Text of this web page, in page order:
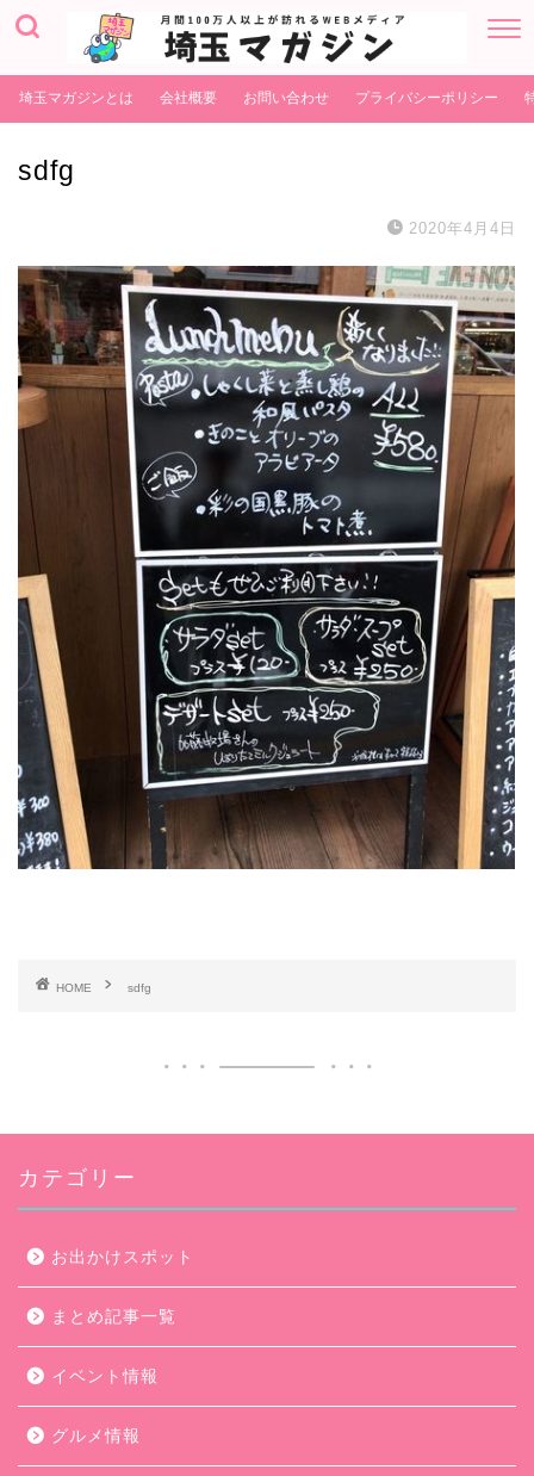
埼玉マガジンとは 会社概要 お問い合わせ プライバシーポリシー
sdfg
2020年4月4日
HOME sdfg
カテゴリー
お出かけスポット
まとめ記事一覧
イベント情報
グルメ情報